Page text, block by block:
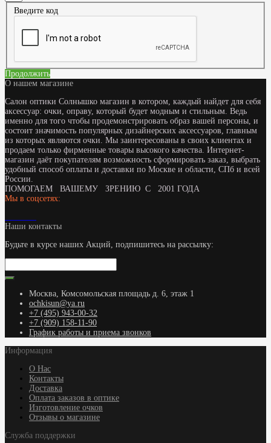
Введите код
Продолжить
О нашем магазине
Салон оптики Солнышко магазин в котором, каждый найдет для себя
аксессуар: очки, оправу, который будет модным и стильным. Ведь
именно для того чтобы продемонстрировать образ вашей персоны, и
состоит значимость популярных дизайнерских аксессуаров, главным
из которых являются очки. Мы заинтересованы в своих клиентах и
продаем только фирменные товары высокого качества. Интернет-
магазин даёт покупателям возможность сформировать заказ, выбрать
удобный способ оплаты и доставки по Москве и области, СПб и всей
России.
ПОМОГАЕМ ВАШЕМУ ЗРЕНИЮ С 2001 ГОДА
Мы в соцсетях:
Наши контакты
Будьте в курсе наших Акций, подпишитесь на рассылку:
Москва, Комсомольская площадь д. 6, этаж 1
ochkisun@ya.ru
+7 (495) 943-00-32
+7 (909) 158-11-90
График работы и приема звонков
Информация
О Нас
Контакты
Доставка
Оплата заказов в оптике
Изготовление очков
Отзывы о магазине
Служба поддержки